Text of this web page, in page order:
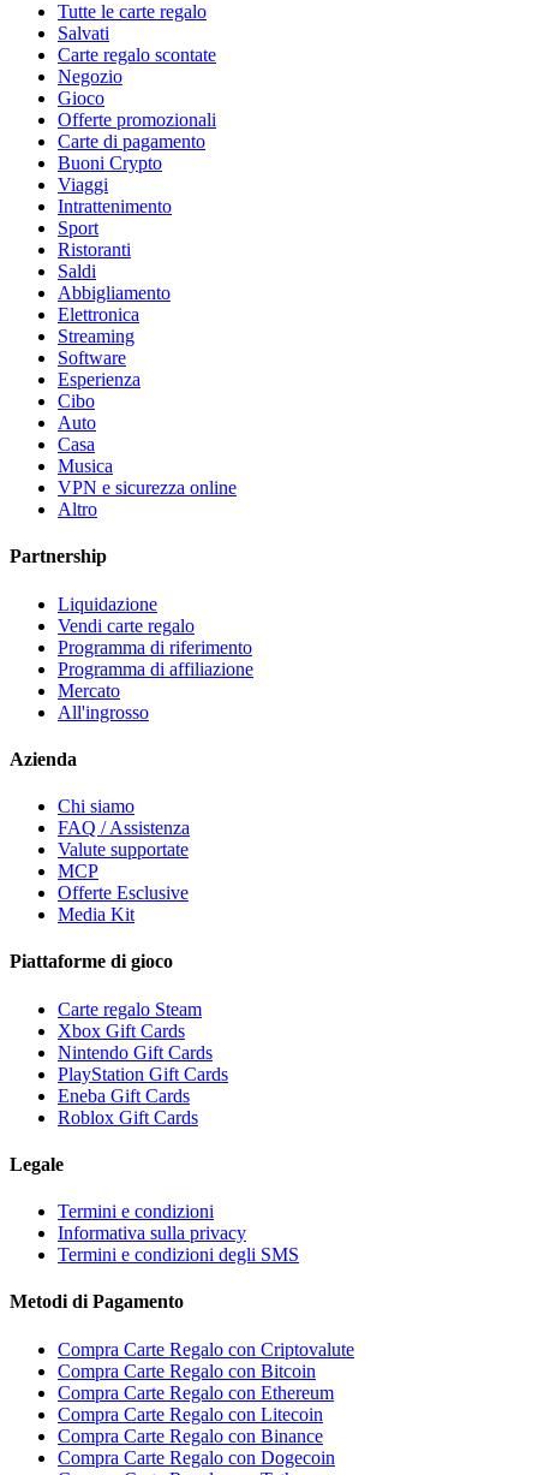
Tutte le carte regalo
Salvati
Carte regalo scontate
Negozio
Gioco
Offerte promozionali
Carte di pagamento
Buoni Crypto
Viaggi
Intrattenimento
Sport
Ristoranti
Saldi
Abbigliamento
Elettronica
Streaming
Software
Esperienza
Cibo
Auto
Casa
Musica
VPN e sicurezza online
Altro
Partnership
Liquidazione
Vendi carte regalo
Programma di riferimento
Programma di affiliazione
Mercato
All'ingrosso
Azienda
Chi siamo
FAQ / Assistenza
Valute supportate
MCP
Offerte Esclusive
Media Kit
Piattaforme di gioco
Carte regalo Steam
Xbox Gift Cards
Nintendo Gift Cards
PlayStation Gift Cards
Eneba Gift Cards
Roblox Gift Cards
Legale
Termini e condizioni
Informativa sulla privacy
Termini e condizioni degli SMS
Metodi di Pagamento
Compra Carte Regalo con Criptovalute
Compra Carte Regalo con Bitcoin
Compra Carte Regalo con Ethereum
Compra Carte Regalo con Litecoin
Compra Carte Regalo con Binance
Compra Carte Regalo con Dogecoin